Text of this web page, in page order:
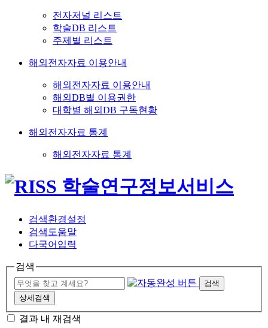
전자저널 리스트
학술DB 리스트
주제별 리스트
해외전자자료 이용안내
해외전자자료 이용안내
해외DB별 이용권한
대학별 해외DB 구독현황
해외전자자료 통계
해외전자자료 통계
검색환경설정
검색도움말
다국어입력
검색
검색
상세검색
결과 내 재검색